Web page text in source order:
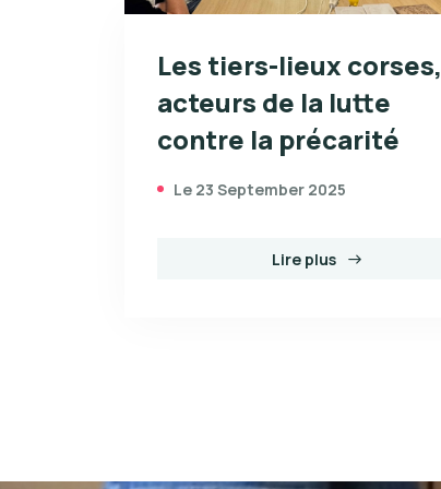
Les tiers-lieux corses,
acteurs de la lutte
contre la précarité
Le 23 September 2025
Lire plus